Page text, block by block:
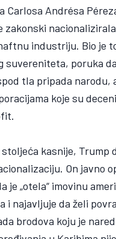
Carlosa Andrésa
zakonski nacionalizirala
industriju. Bio je
suvereniteta, poruka da
tla pripada narodu,
koje su
stoljeća kasnije, Trump
On javno
je „otela“ imovinu
i najavljuje da želi
brodova koju je